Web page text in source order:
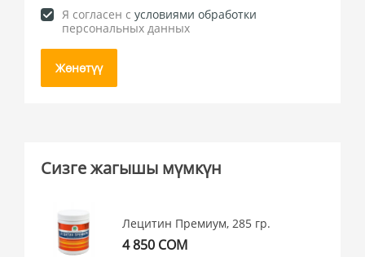
Я согласен cусловиями обработки
персональных данных
Жөнөтүү
Сизге жагышы мүмкүн
Лецитин Премиум, 285 гр.
4 850 СОМ